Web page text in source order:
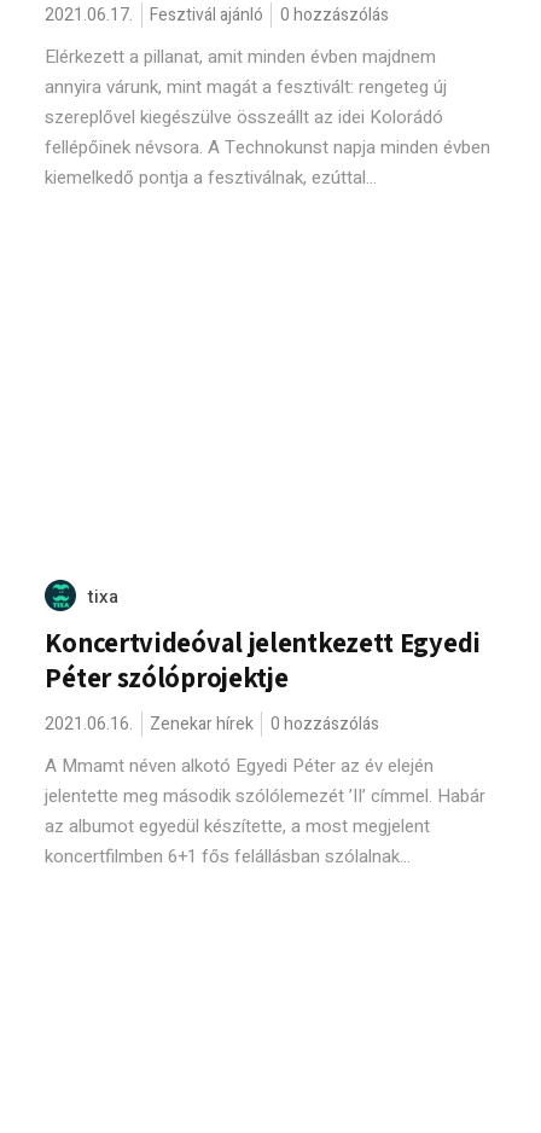
2021.06.17. Fesztivál ajánló 0 hozzászólás
Elérkezett a pillanat, amit minden évben majdnem
annyira várunk, mint magát a fesztivált: rengeteg új
szereplővel kiegészülve összeállt az idei Kolorádó
fellépőinek névsora. A Technokunst napja minden évben
kiemelkedő pontja a fesztiválnak, ezúttal...
tixa
Koncertvideóval jelentkezett Egyedi
Péter szólóprojektje
2021.06.16. Zenekar hírek 0 hozzászólás
A Mmamt néven alkotó Egyedi Péter az év elején
jelentette meg második szólólemezét ’II’ címmel. Habár
az albumot egyedül készítette, a most megjelent
koncertfilmben 6+1 fős felállásban szólalnak...